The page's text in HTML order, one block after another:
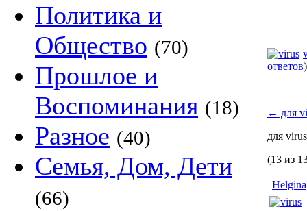
Политика и
Общество (70)
Прошлое и
Воспоминания (18)
Разное (40)
Семья, Дом, Дети
(66)
ответов)
← для
для
(13 из
Helgina